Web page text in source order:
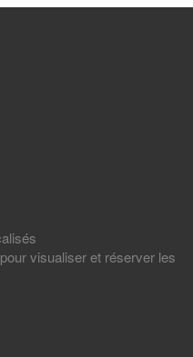
visualiser et réserver les